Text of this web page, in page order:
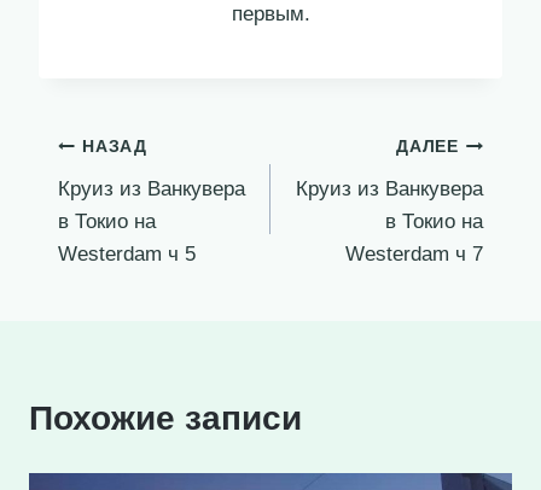
первым.
Навигация
по
записям
НАЗАД
Круиз из Ванкувера
в Токио на
Westerdam ч 5
ДАЛЕЕ
Круиз из Ванкувера
в Токио на
Westerdam ч 7
Похожие записи